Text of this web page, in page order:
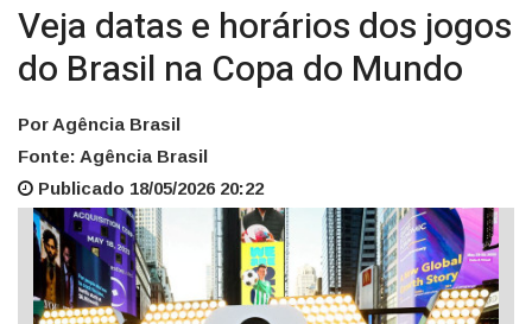
Veja datas e horários dos jogos
do Brasil na Copa do Mundo
Por Agência Brasil
Fonte: Agência Brasil
Publicado 18/05/2026 20:22